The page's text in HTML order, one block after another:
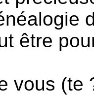
être
vous (te